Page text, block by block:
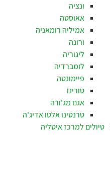
ונציה
אאוסטה
אמיליה רומאניה
ורונה
ליגוריה
לומברדיה
פיימונטה
טורינו
אגם מג'ורה
טרנטינו אלטו אדיג'ה
טיולים למרכז איטליה